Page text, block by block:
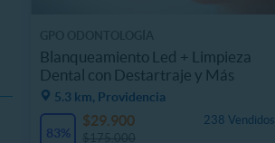
Blanqueamiento Led + Limpieza
Dental con Destartraje y Más
5.3 km, Providencia
83%
238 Vendidos
$29.900